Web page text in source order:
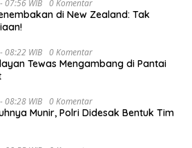
07:56 WIB 0 Komentar
di New Zealand: Tak
08:22 WIB 0 Komentar
Tewas Mengambang di Pantai
08:28 WIB 0 Komentar
Munir, Polri Didesak Bentuk Tim